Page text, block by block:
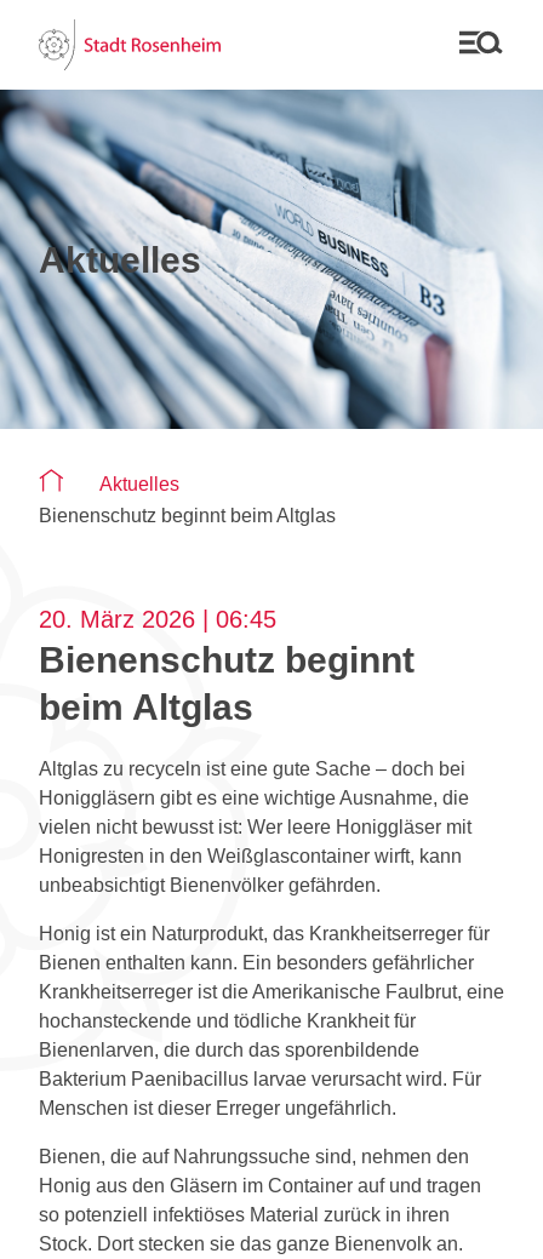
Aktuelles
Sie befinden sich auf der Seite "Aktuelles"
Aktuelles
Bienenschutz beginnt beim Altglas
20. März 2026 | 06:45
Bienenschutz beginnt
beim Altglas
Altglas zu recyceln ist eine gute Sache – doch bei
Honiggläsern gibt es eine wichtige Ausnahme, die
vielen nicht bewusst ist: Wer leere Honiggläser mit
Honigresten in den Weißglascontainer wirft, kann
unbeabsichtigt Bienenvölker gefährden.
Honig ist ein Naturprodukt, das Krankheitserreger für
Bienen enthalten kann. Ein besonders gefährlicher
Krankheitserreger ist die Amerikanische Faulbrut, eine
hochansteckende und tödliche Krankheit für
Bienenlarven, die durch das sporenbildende
Bakterium Paenibacillus larvae verursacht wird. Für
Menschen ist dieser Erreger ungefährlich.
Bienen, die auf Nahrungssuche sind, nehmen den
Honig aus den Gläsern im Container auf und tragen
so potenziell infektiöses Material zurück in ihren
Stock. Dort stecken sie das ganze Bienenvolk an.